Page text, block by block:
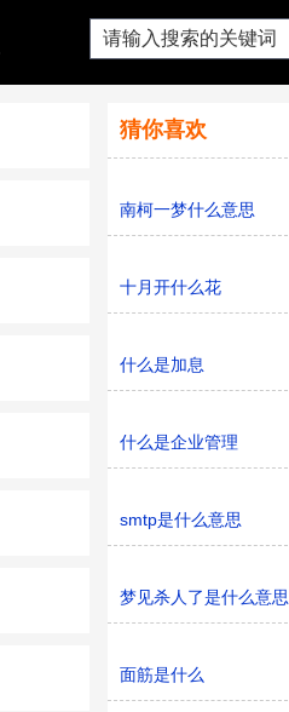
猜你喜欢
南柯一梦什么意思
十月开什么花
什么是加息
什么是企业管理
smtp是什么意思
梦见杀人了是什么意思
面筋是什么